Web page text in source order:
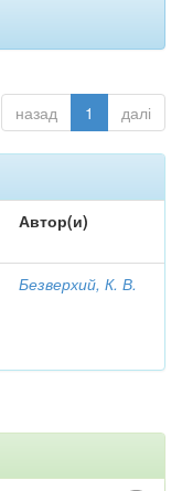
назад 1 далі
Автор(и)
Безверхий, К. В.